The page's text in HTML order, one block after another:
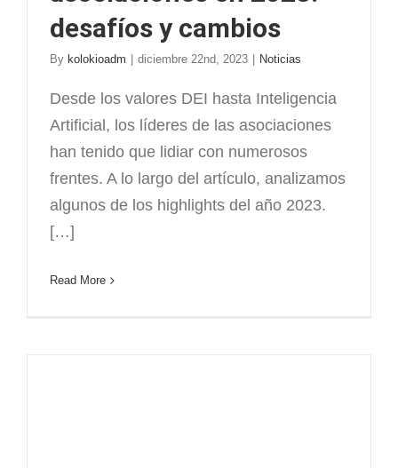
desafíos y cambios
By kolokioadm diciembre 22nd, 2023 Noticias
Desde los valores DEI hasta Inteligencia
Artificial, los líderes de las asociaciones
han tenido que lidiar con numerosos
frentes. A lo largo del artículo, analizamos
algunos de los highlights del año 2023.
[…]
Read More